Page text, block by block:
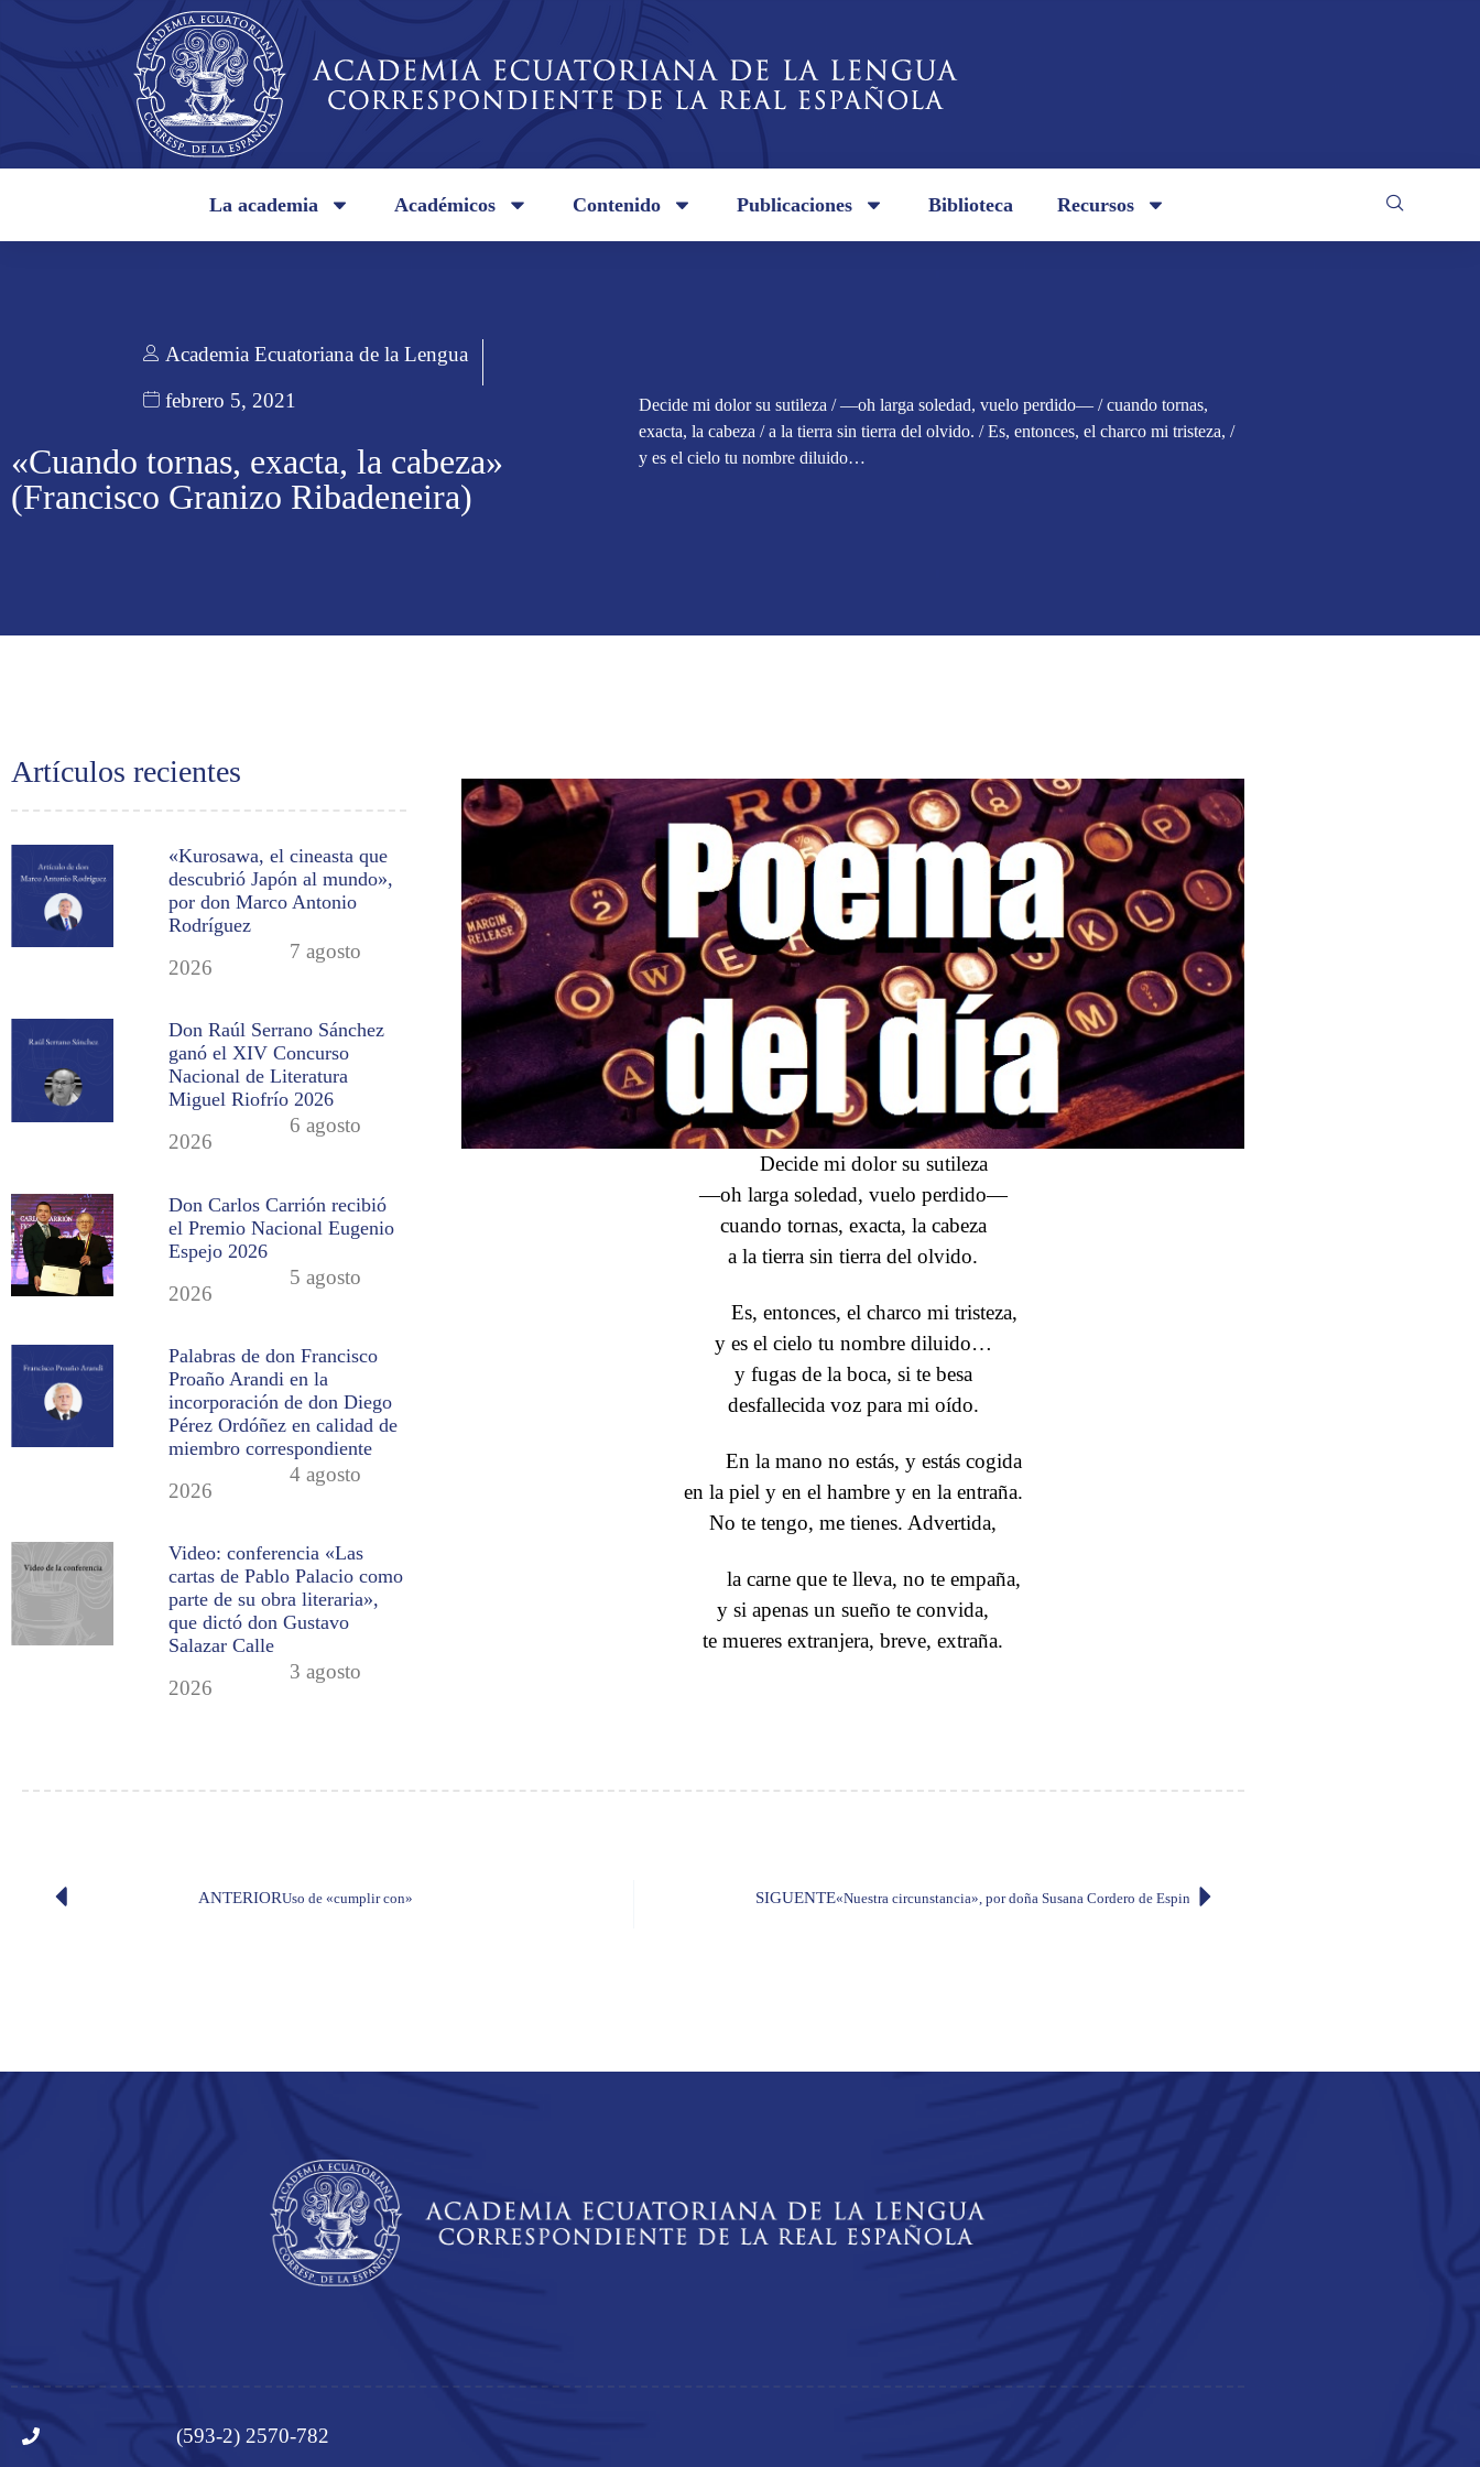
La academia Académicos Contenido Publicaciones Biblioteca Recursos
Academia Ecuatoriana de la Lengua
febrero 5, 2021
«Cuando tornas, exacta, la cabeza»
(Francisco Granizo Ribadeneira)
Decide mi dolor su sutileza / —oh larga soledad, vuelo perdido— / cuando tornas,
exacta, la cabeza / a la tierra sin tierra del olvido. / Es, entonces, el charco mi tristeza, /
y es el cielo tu nombre diluido…
Artículos recientes
«Kurosawa, el cineasta que
descubrió Japón al mundo»,
por don Marco Antonio
Rodríguez
7 agosto
2026
Don Raúl Serrano Sánchez
ganó el XIV Concurso
Nacional de Literatura
Miguel Riofrío 2026
6 agosto
2026
Don Carlos Carrión recibió
el Premio Nacional Eugenio
Espejo 2026
5 agosto
2026
Palabras de don Francisco
Proaño Arandi en la
incorporación de don Diego
Pérez Ordóñez en calidad de
miembro correspondiente
4 agosto
2026
Video: conferencia «Las
cartas de Pablo Palacio como
parte de su obra literaria»,
que dictó don Gustavo
Salazar Calle
3 agosto
2026
Decide mi dolor su sutileza
—oh larga soledad, vuelo perdido—
cuando tornas, exacta, la cabeza
a la tierra sin tierra del olvido.
Es, entonces, el charco mi tristeza,
y es el cielo tu nombre diluido…
y fugas de la boca, si te besa
desfallecida voz para mi oído.
En la mano no estás, y estás cogida
en la piel y en el hambre y en la entraña.
No te tengo, me tienes. Advertida,
la carne que te lleva, no te empaña,
y si apenas un sueño te convida,
te mueres extranjera, breve, extraña.
ANTERIORUso de «cumplir con» SIGUENTE«Nuestra circunstancia», por doña Susana Cordero de Espinosa
(593-2) 2570-782